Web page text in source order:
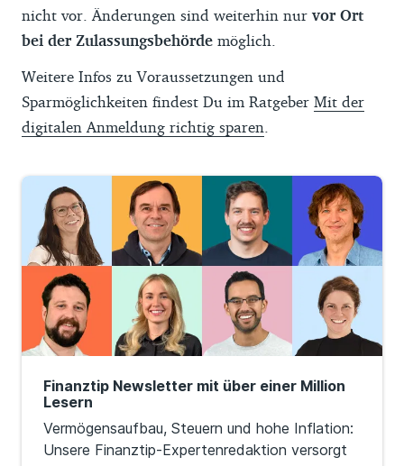
nicht vor. Änderungen sind weiterhin nurvor Ort
bei der Zulassungsbehörde möglich.
Weitere Infos zu Voraussetzungen und
Sparmöglichkeiten findest Du im Ratgeber Mit der
digitalen Anmeldung richtig sparen
Finanztip Newsletter mit über einer Million
Lesern
Vermögensaufbau, Steuern und hohe Inflation:
Unsere Finanztip-Expertenredaktion versorgt